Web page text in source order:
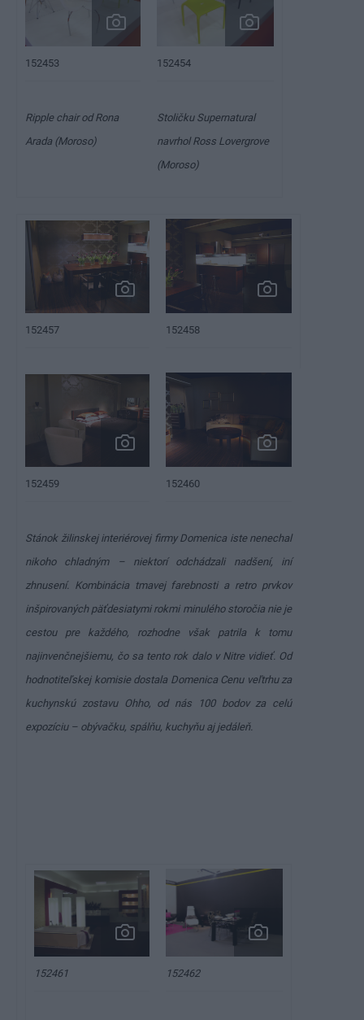
152453 152454
Ripple chair od Rona
Arada (Moroso)
Stoličku Supernatural
navrhol Ross Lovergrove
(Moroso)
152457 152458
152459 152460
Stánok žilinskej interiérovej firmy Domenica iste nenechal
nikoho chladným – niektorí odchádzali nadšení, iní
zhnusení. Kombinácia tmavej farebnosti a retro prvkov
inšpirovaných päťdesiatymi rokmi minulého storočia nie je
cestou pre každého, rozhodne však patrila k tomu
najinvenčnejšiemu, čo sa tento rok dalo v Nitre vidieť. Od
hodnotiteľskej komisie dostala Domenica Cenu veľtrhu za
kuchynskú zostavu Ohho, od nás 100 bodov za celú
expozíciu – obývačku, spálňu, kuchyňu aj jedáleň.
152461 152462